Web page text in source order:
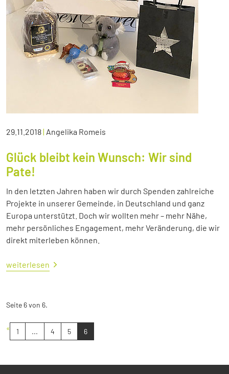
29.11.2018| Angelika Romeis
Glück bleibt kein Wunsch: Wir sind
Pate!
In den letzten Jahren haben wir durch Spenden zahlreiche
Projekte in unserer Gemeinde, in Deutschland und ganz
Europa unterstützt. Doch wir wollten mehr – mehr Nähe,
mehr persönliches Engagement, mehr Veränderung, die wir
direkt miterleben können.
weiterlesen
Seite 6 von 6.
« 1 ... 4 5 6